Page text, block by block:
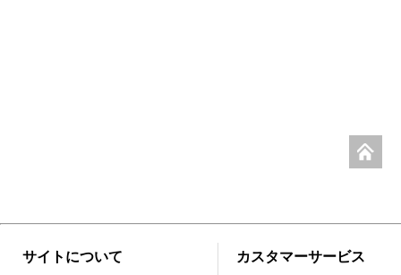
サイトについて カスタマーサービス